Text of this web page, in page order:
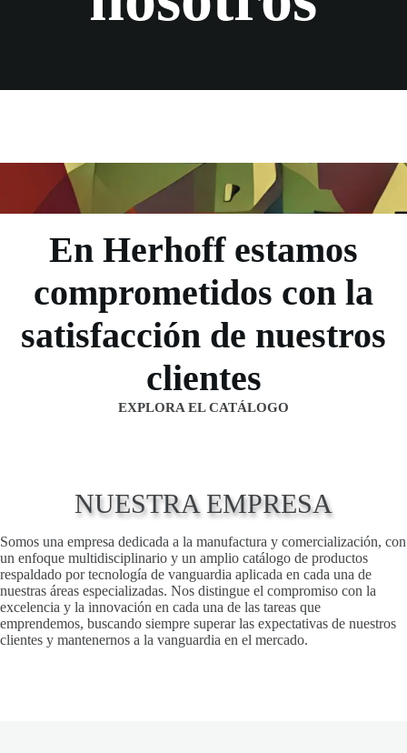
En Herhoff estamos
comprometidos con la
satisfacción de nuestros
clientes
EXPLORA EL CATÁLOGO
NUESTRA EMPRESA
Somos una empresa dedicada a la manufactura y comercialización, con
un enfoque multidisciplinario y un amplio catálogo de productos
respaldado por tecnología de vanguardia aplicada en cada una de
nuestras áreas especializadas. Nos distingue el compromiso con la
excelencia y la innovación en cada una de las tareas que
emprendemos, buscando siempre superar las expectativas de nuestros
clientes y mantenernos a la vanguardia en el mercado.